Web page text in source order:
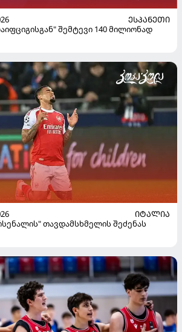
ᲔᲡᲞᲐᲜᲔᲗᲘ
შემტევი 140 მილიონად
ᲘᲢᲐᲚᲘᲐ
თავდამსხმელის შეძენას